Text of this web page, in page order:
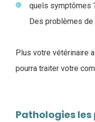
quels symptômes
Des problèmes de
Plus votre vétérinaire
pourra traiter votre
Pathologies